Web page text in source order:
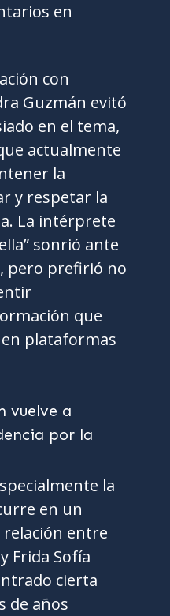
en
con
Guzmán evitó
en el tema,
actualmente
la
y respetar la
La intérprete
sonrió ante
pero prefirió no
que
plataformas
la
en un
entre
Frida Sofía
cierta
de años